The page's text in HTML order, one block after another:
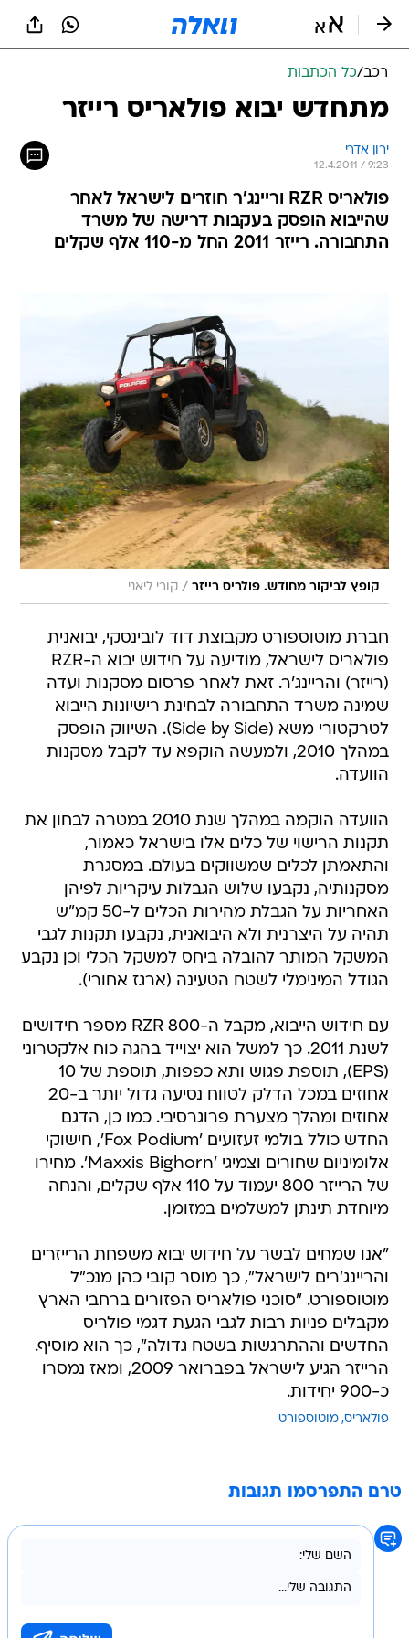
רכב/כל הכתבות
מתחדש יבוא פולאריס רייזר
ירון אדרי
12.4.2011 / 9:23
פולאריס RZR וריינג'ר חוזרים לישראל לאחר
שהייבוא הופסק בעקבות דרישה של משרד
התחבורה. רייזר 2011 החל מ-110 אלף שקלים
קופץ לביקור מחודש. פולריס רייזר / קובי ליאני
חברת מוטוספורט מקבוצת דוד לובינסקי, יבואנית
פולאריס לישראל, מודיעה על חידוש יבוא ה-RZR
(רייזר) והריינג'ר. זאת לאחר פרסום מסקנות ועדה
שמינה משרד התחבורה לבחינת רישיונות הייבוא
לטרקטורי משא (Side by Side). השיווק הופסק
במהלך 2010, ולמעשה הוקפא עד לקבל מסקנות
הוועדה.
הוועדה הוקמה במהלך שנת 2010 במטרה לבחון את
תקנות הרישוי של כלים אלו בישראל כאמור,
והתאמתן לכלים שמשווקים בעולם. במסגרת
מסקנותיה, נקבעו שלוש הגבלות עיקריות לפיהן
האחריות על הגבלת מהירות הכלים ל-50 קמ"ש
תהיה על היצרנית ולא היבואנית, נקבעו תקנות לגבי
המשקל המותר להובלה ביחס למשקל הכלי וכן נקבע
הגודל המינימלי לשטח הטעינה (ארגז אחורי).
עם חידוש הייבוא, מקבל ה-RZR 800 מספר חידושים
לשנת 2011. כך למשל הוא יצוייד בהגה כוח אלקטרוני
(EPS), תוספת פגוש ותא כפפות, תוספת של 10
אחוזים במכל הדלק לטווח נסיעה גדול יותר ב-20
אחוזים ומהלך מצערת פרוגרסיבי. כמו כן, הדגם
החדש כולל בולמי זעזועים 'Fox Podium', חישוקי
אלומיניום שחורים וצמיגי 'Maxxis Bighorn'. מחירו
של הרייזר 800 יעמוד על 110 אלף שקלים, והנחה
מיוחדת תינתן למשלמים במזומן.
"אנו שמחים לבשר על חידוש יבוא משפחת הרייזרים
והריינג'רים לישראל", כך מוסר קובי כהן מנכ"ל
מוטוספורט. "סוכני פולאריס הפזורים ברחבי הארץ
מקבלים פניות רבות לגבי הגעת דגמי פולריס
החדשים וההתרגשות בשטח גדולה", כך הוא מוסיף.
הרייזר הגיע לישראל בפברואר 2009, ומאז נמסרו
כ-900 יחידות.
פולאריס מוטוספורט
טרם התפרסמו תגובות